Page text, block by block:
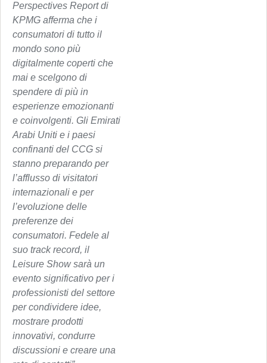
Perspectives Report di
KPMG afferma che i
consumatori di tutto il
mondo sono più
digitalmente coperti che
mai e scelgono di
spendere di più in
esperienze emozionanti
e coinvolgenti. Gli Emirati
Arabi Uniti e i paesi
confinanti del CCG si
stanno preparando per
l’afflusso di visitatori
internazionali e per
l’evoluzione delle
preferenze dei
consumatori. Fedele al
suo track record, il
Leisure Show sarà un
evento significativo per i
professionisti del settore
per condividere idee,
mostrare prodotti
innovativi, condurre
discussioni e creare una